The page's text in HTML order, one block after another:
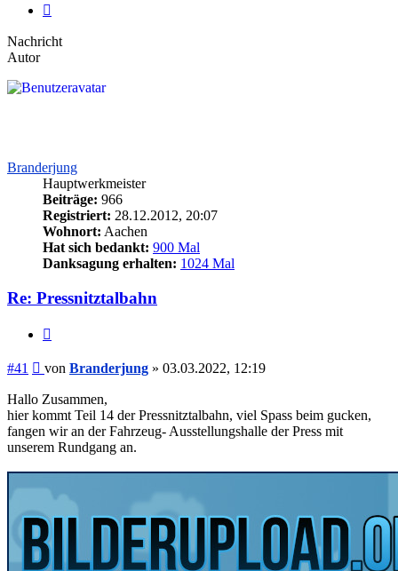
Nachricht
Autor
Branderjung
Hauptwerkmeister
Beiträge: 966
Registriert: 28.12.2012, 20:07
Wohnort: Aachen
Hat sich bedankt: 900 Mal
Danksagung erhalten: 1024 Mal
Re: Pressnitztalbahn
#41 Beitrag
von Branderjung » 03.03.2022, 12:19
Hallo Zusammen,
hier kommt Teil 14 der Pressnitztalbahn, viel Spass beim gucken,
fangen wir an der Fahrzeug- Ausstellungshalle der Press mit
unserem Rundgang an.